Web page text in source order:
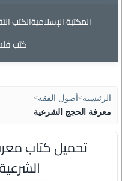
المكتبة الإسلاميةالكتب
كتب
الرئيسية> أصول الفقه>
معرفة الحجج الشرعية
تحميل كتاب